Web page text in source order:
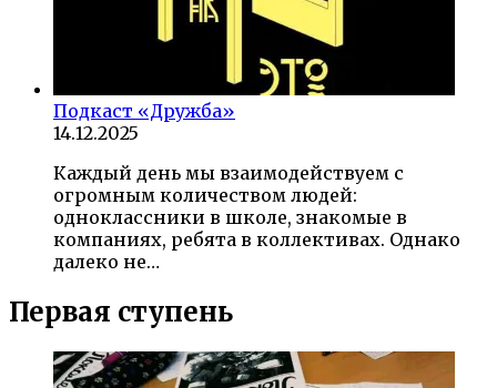
Подкаст «Дружба»
14.12.2025
Каждый день мы взаимодействуем с
огромным количеством людей:
одноклассники в школе, знакомые в
компаниях, ребята в коллективах. Однако
далеко не…
Первая ступень